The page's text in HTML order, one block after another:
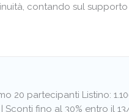
contando sul
20 partecipanti Listino:
Sconti fino al 30% entro il